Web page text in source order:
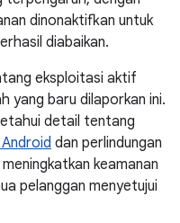
dinonaktifkan untuk
diabaikan.
eksploitasi aktif
yang baru dilaporkan ini.
detail tentang
dan perlindungan
keamanan
pelanggan menyetujui